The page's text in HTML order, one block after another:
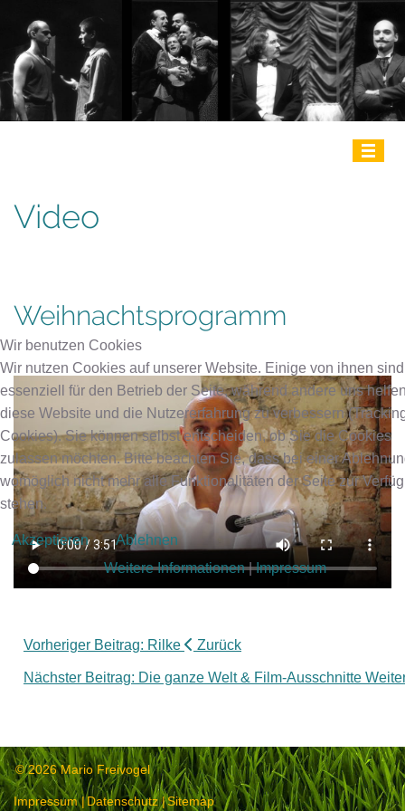
≡
Video
Weihnachtsprogramm
Vorheriger Beitrag: Rilke Zurück
Nächster Beitrag: Die ganze Welt & Film-Ausschnitte
© 2026 Mario Freivogel
Impressum Datenschutz Sitemap
Wir benutzen Cookies
Wir nutzen Cookies auf unserer Website. Einige von ihnen sind
essenziell für den Betrieb der Seite, während andere uns
diese Website und die Nutzererfahrung zu verbessern
Cookies). Sie können selbst entscheiden, ob Sie die Cookies
zulassen möchten. Bitte beachten Sie, dass bei einer
womöglich nicht mehr alle Funktionalitäten der Seite zur
stehen.
Akzeptieren
Ablehnen
Weitere Informationen|Impressum